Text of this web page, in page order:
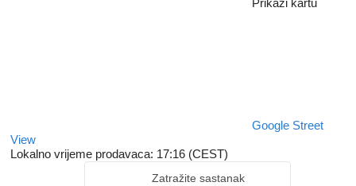
Prikaži kartu
Google Street
View
Lokalno vrijeme prodavaca: 17:16 (CEST)
Zatražite sastanak